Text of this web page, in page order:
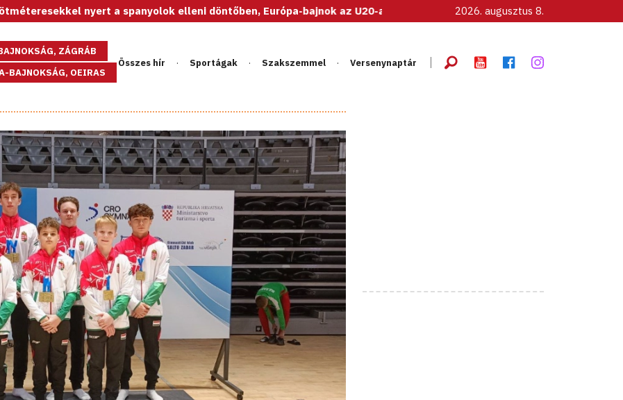
nyert a spanyolok elleni döntőben, Európa-bajnok az U20-as női válogatott! 2026. augusztus 8.
ZÁGRÁB
BAJNOKSÁG, OEIRAS
Összes hír Sportágak Szakszemmel Versenynaptár